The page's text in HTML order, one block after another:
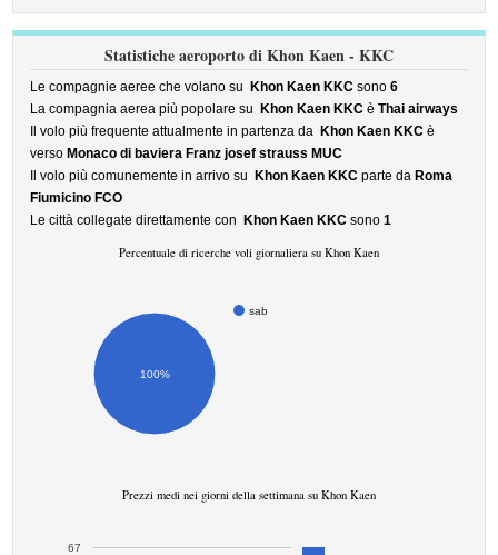
Statistiche aeroporto di Khon Kaen - KKC
Le compagnie aeree che volano su Khon Kaen KKC sono6
La compagnia aerea più popolare su
Khon Kaen KKC èThai airways
Il volo più frequente attualmente in partenza da Khon Kaen KKC è
verso Monaco di baviera Franz josef strauss MUC
Il volo più comunemente in arrivo su
Khon Kaen KKC parte da Roma
Fiumicino FCO
Le città collegate direttamente con
Khon Kaen KKC sono1
Percentuale di ricerche voli giornaliera su Khon Kaen
sab
100%
Prezzi medi nei giorni della settimana su Khon Kaen
67